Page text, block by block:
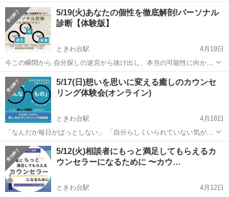
は今、こんなことで悩んでいませんか？ □クライアントの満足度が気
になる □せっかく資格を取ったのに、思ったようにカウンセリング活
動が進まない □カ...
東京 板橋区 ときわ台駅 その他 心理
5/19(火)あなたの個性を徹底解剖!パーソナル
診断【体験版】
ときわ台駅
4月19日
今この瞬間から 自分探しの迷宮から抜け出し、本当の可能性に向かっ
て歩き出せる たった30分で人生が変わる？！ オンライン 「パーソナ
ル診断」体験会 上級心理カウンセラーが あなたの過去・現在・未来を
紐解き、真の姿...
東京 板橋区 ときわ台駅 その他
5/17(日)想いを思いに変える癒しのカウンセ
リング体験会(オンライン)
ときわ台駅
4月18日
「なんだか毎日がぱっとしない」 「自分らしくいられていない気がす
る」 「もっとこうなったらいいのに…」 もし今、そう感じているな
ら、それはあなたが「今より良い自分になりたい」と願っている証拠
かもしれません。 ...
東京 板橋区 ときわ台駅 その他
5/12(火)相談者にもっと満足してもらえるカ
ウンセラーになるために 〜カウ…
ときわ台駅
4月12日